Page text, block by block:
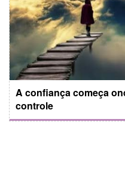
A confiança começa
controle